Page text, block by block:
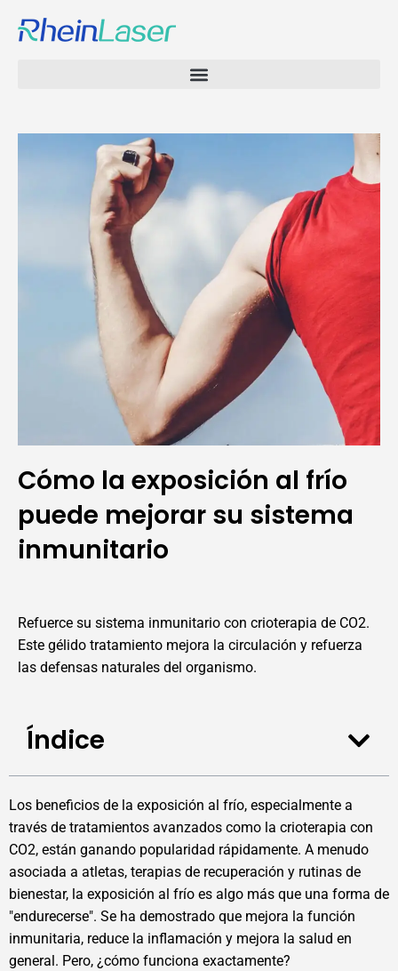
Cómo la exposición al frío
puede mejorar su sistema
inmunitario
Refuerce su sistema inmunitario con crioterapia de CO2.
Este gélido tratamiento mejora la circulación y refuerza
las defensas naturales del organismo.
Índice
Los beneficios de la exposición al frío, especialmente a
través de tratamientos avanzados como la crioterapia con
CO2, están ganando popularidad rápidamente. A menudo
asociada a atletas, terapias de recuperación y rutinas de
bienestar, la exposición al frío es algo más que una forma de
"endurecerse". Se ha demostrado que mejora la función
inmunitaria, reduce la inflamación y mejora la salud en
general. Pero, ¿cómo funciona exactamente?